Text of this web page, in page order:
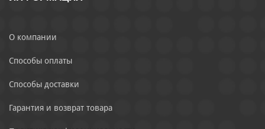
О компании
Способы оплаты
Способы доставки
Гарантия и возврат товара